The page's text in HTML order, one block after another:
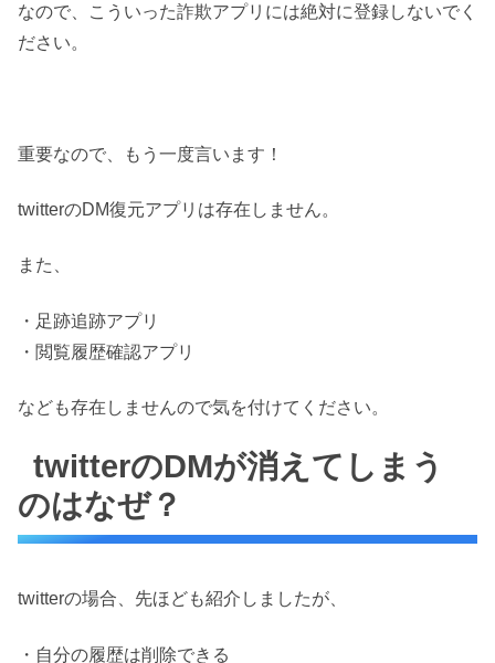
なので、こういった詐欺アプリには絶対に登録しないでく
ださい。
重要なので、もう一度言います！
twitterのDM復元アプリは存在しません。
また、
・足跡追跡アプリ
・閲覧履歴確認アプリ
なども存在しませんので気を付けてください。
twitterのDMが消えてしまう
のはなぜ？
twitterの場合、先ほども紹介しましたが、
・自分の履歴は削除できる